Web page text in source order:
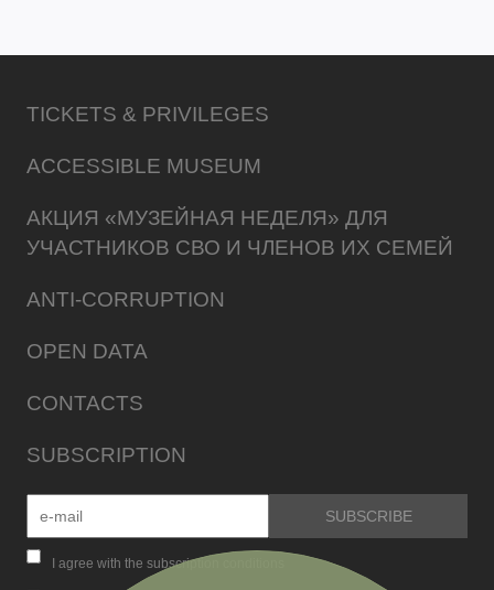
TICKETS & PRIVILEGES
ACCESSIBLE MUSEUM
АКЦИЯ «МУЗЕЙНАЯ НЕДЕЛЯ» ДЛЯ
УЧАСТНИКОВ СВО И ЧЛЕНОВ ИХ СЕМЕЙ
ANTI-CORRUPTION
OPEN DATA
CONTACTS
SUBSCRIPTION
I agree with the subscription conditions